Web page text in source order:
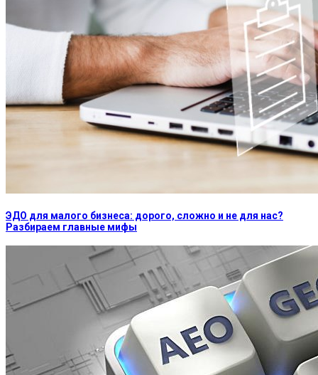
ЭДО для малого бизнеса: дорого, сложно и не для нас?
Разбираем главные мифы